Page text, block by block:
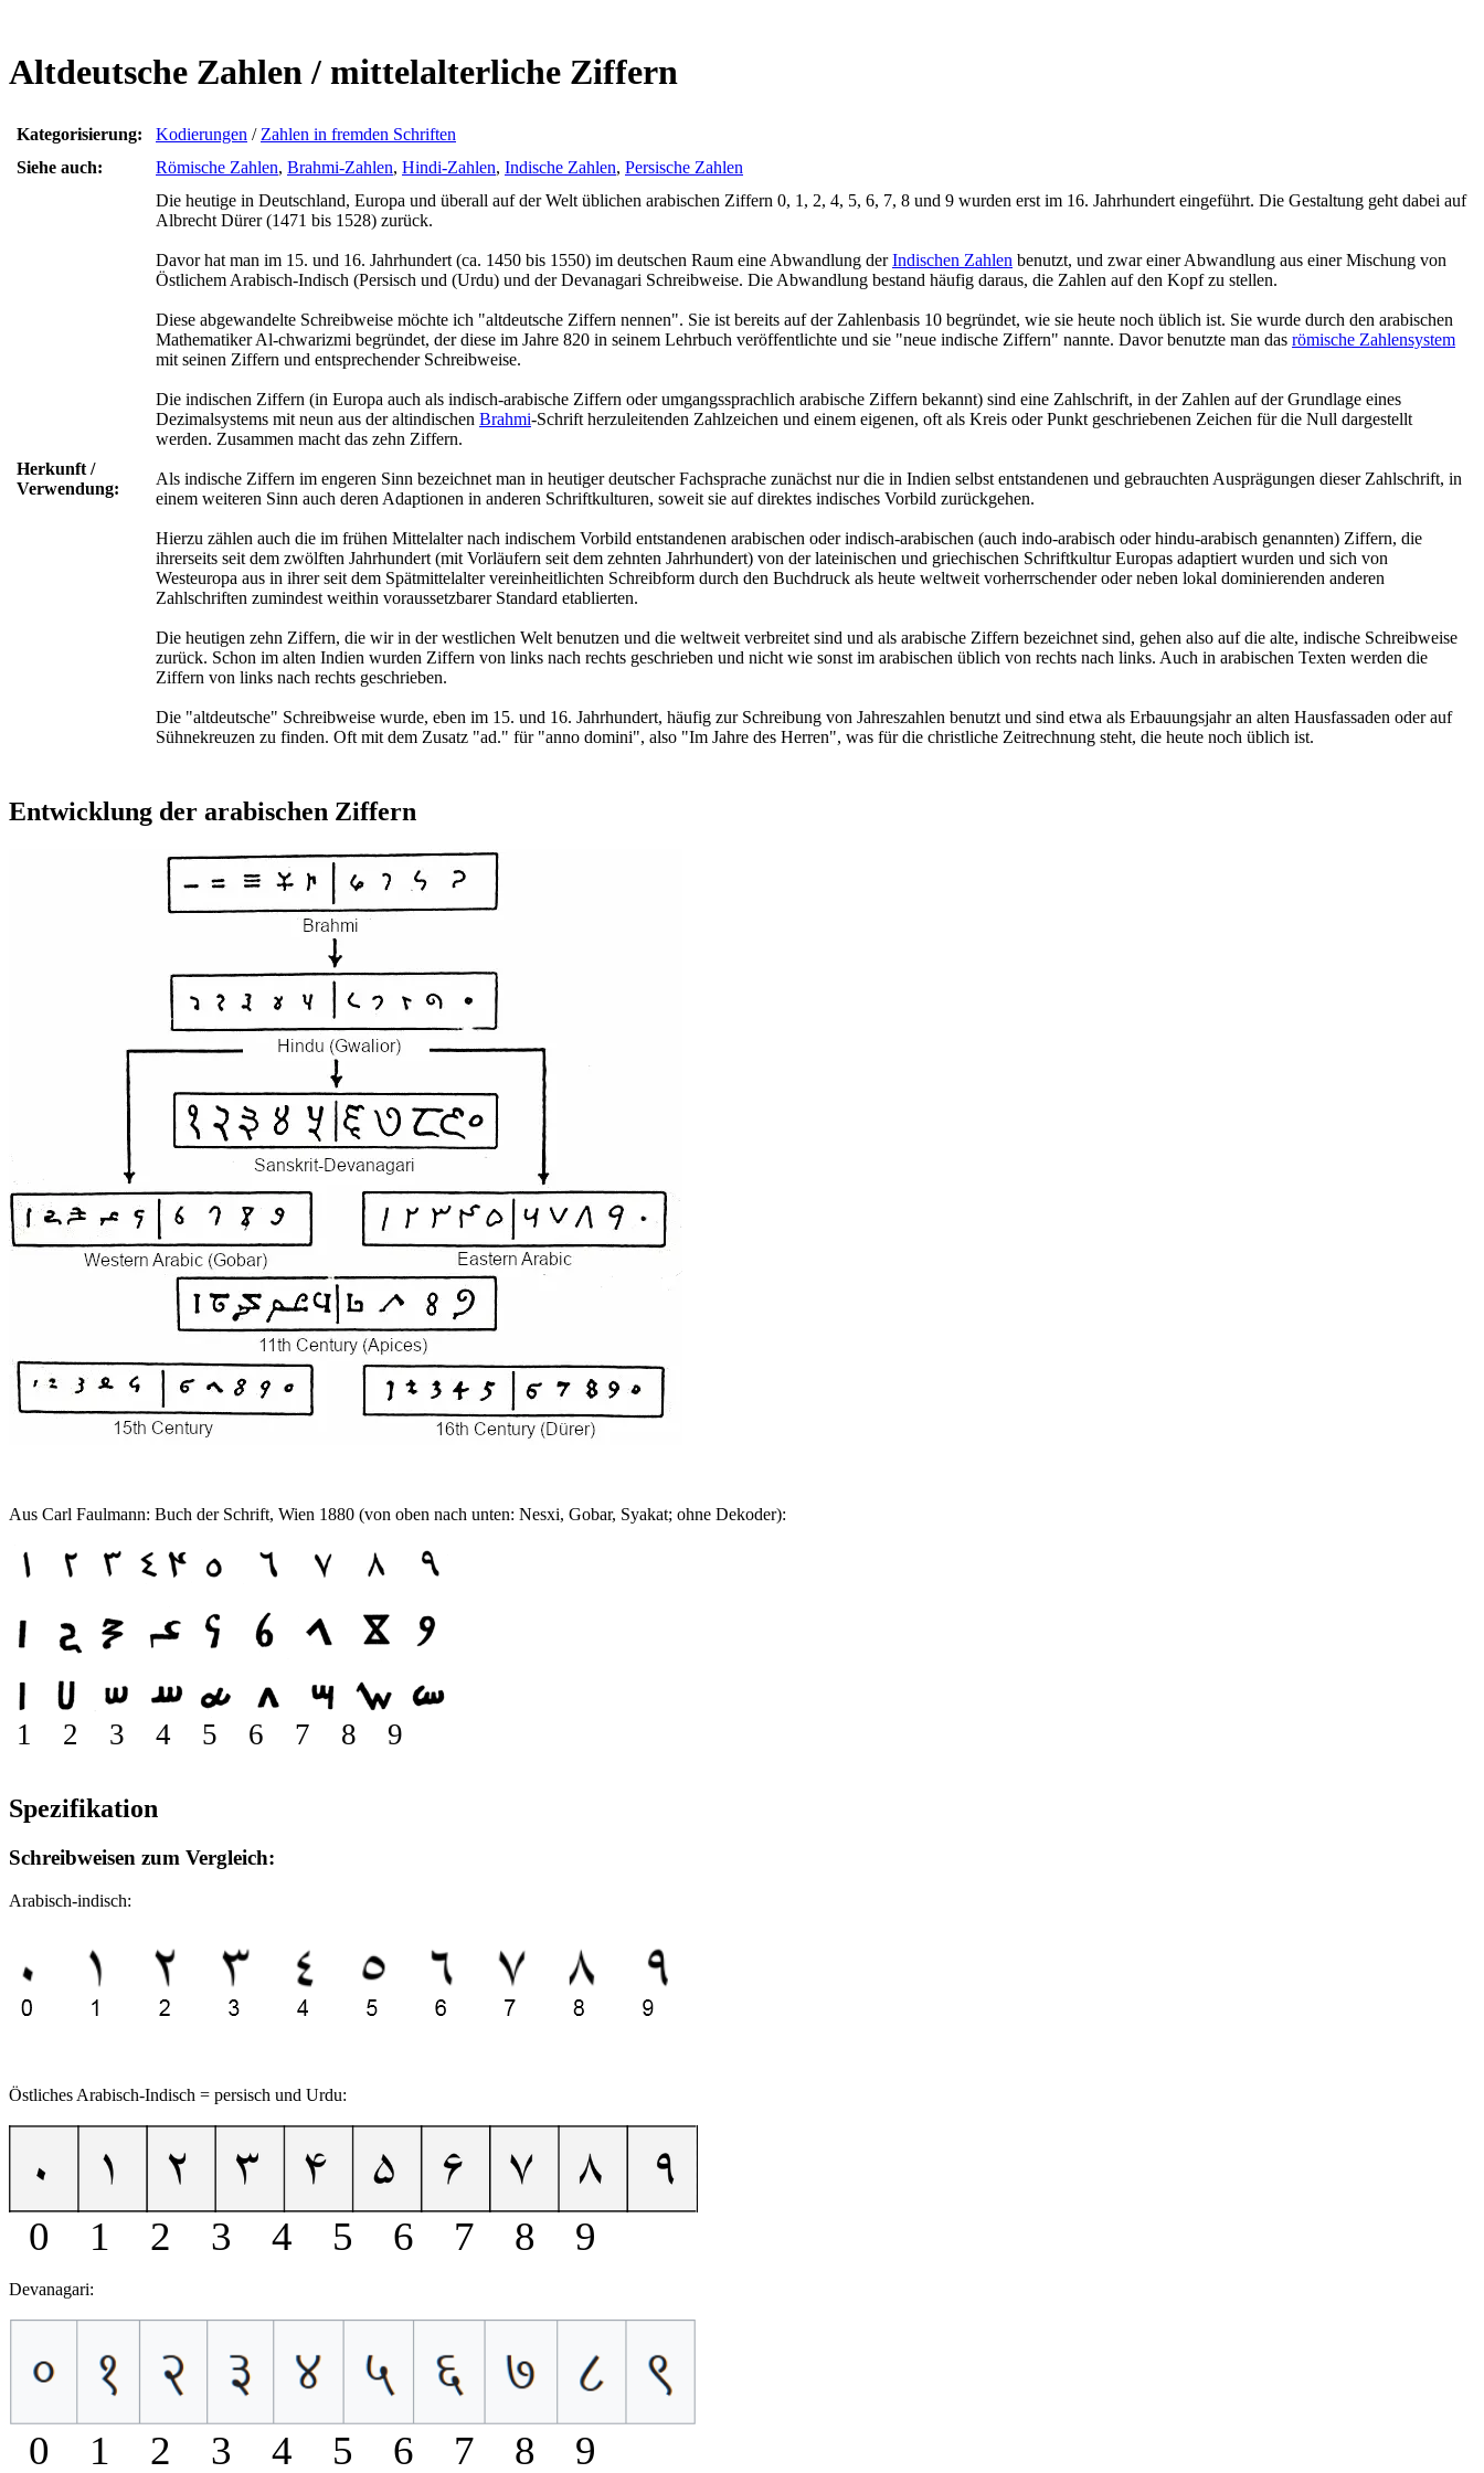
Altdeutsche Zahlen / mittelalterliche Ziffern
Kategorisierung: Kodierungen / Zahlen in fremden Schriften
Siehe auch:
Römische Zahlen, Brahmi-Zahlen, Hindi-Zahlen, Indische Zahlen, Persische Zahlen
Herkunft /
Verwendung:
Die heutige in Deutschland, Europa und überall auf der Welt üblichen arabischen Ziffern 0, 1, 2, 4, 5, 6, 7, 8 und 9 wurden erst im 16. Jahrhundert eingeführt. Die Gestaltung geht dabei auf
Albrecht Dürer (1471 bis 1528) zurück.
Davor hat man im 15. und 16. Jahrhundert (ca. 1450 bis 1550) im deutschen Raum eine Abwandlung derIndischen Zahlen benutzt, und zwar einer Abwandlung aus einer Mischung von
Östlichem Arabisch-Indisch (Persisch und (Urdu) und der Devanagari Schreibweise. Die Abwandlung bestand häufig daraus, die Zahlen auf den Kopf zu stellen.
Diese abgewandelte Schreibweise möchte ich "altdeutsche Ziffern nennen". Sie ist bereits auf der Zahlenbasis 10 begründet, wie sie heute noch üblich ist. Sie wurde durch den arabischen
Mathematiker Al-chwarizmi begründet, der diese im Jahre 820 in seinem Lehrbuch veröffentlichte und sie "neue indische Ziffern" nannte. Davor benutzte man das römische Zahlensystem
mit seinen Ziffern und entsprechender Schreibweise.
Die indischen Ziffern (in Europa auch als indisch-arabische Ziffern oder umgangssprachlich arabische Ziffern bekannt) sind eine Zahlschrift, in der Zahlen auf der Grundlage eines
Dezimalsystems mit neun aus der altindischen Brahmi-Schrift herzuleitenden Zahlzeichen und einem eigenen, oft als Kreis oder Punkt geschriebenen Zeichen für die Null dargestellt
werden. Zusammen macht das zehn Ziffern.
Als indische Ziffern im engeren Sinn bezeichnet man in heutiger deutscher Fachsprache zunächst nur die in Indien selbst entstandenen und gebrauchten Ausprägungen dieser Zahlschrift, in
einem weiteren Sinn auch deren Adaptionen in anderen Schriftkulturen, soweit sie auf direktes indisches Vorbild zurückgehen.
Hierzu zählen auch die im frühen Mittelalter nach indischem Vorbild entstandenen arabischen oder indisch-arabischen (auch indo-arabisch oder hindu-arabisch genannten) Ziffern, die
ihrerseits seit dem zwölften Jahrhundert (mit Vorläufern seit dem zehnten Jahrhundert) von der lateinischen und griechischen Schriftkultur Europas adaptiert wurden und sich von
Westeuropa aus in ihrer seit dem Spätmittelalter vereinheitlichten Schreibform durch den Buchdruck als heute weltweit vorherrschender oder neben lokal dominierenden anderen
Zahlschriften zumindest weithin voraussetzbarer Standard etablierten.
Die heutigen zehn Ziffern, die wir in der westlichen Welt benutzen und die weltweit verbreitet sind und als arabische Ziffern bezeichnet sind, gehen also auf die alte, indische Schreibweise
zurück. Schon im alten Indien wurden Ziffern von links nach rechts geschrieben und nicht wie sonst im arabischen üblich von rechts nach links. Auch in arabischen Texten werden die
Ziffern von links nach rechts geschrieben.
Die "altdeutsche" Schreibweise wurde, eben im 15. und 16. Jahrhundert, häufig zur Schreibung von Jahreszahlen benutzt und sind etwa als Erbauungsjahr an alten Hausfassaden oder auf
Sühnekreuzen zu finden. Oft mit dem Zusatz "ad." für "anno domini", also "Im Jahre des Herren", was für die christliche Zeitrechnung steht, die heute noch üblich ist.
Entwicklung der arabischen Ziffern
Aus Carl Faulmann: Buch der Schrift, Wien 1880 (von oben nach unten: Nesxi, Gobar, Syakat; ohne Dekoder):
1 2 3 4 5 6 7 8 9
Spezifikation
Schreibweisen zum Vergleich:
Arabisch-indisch:
Östliches Arabisch-Indisch = persisch und Urdu:
0 1 2 3 4 5 6 7 8 9
Devanagari:
0 1 2 3 4 5 6 7 8 9